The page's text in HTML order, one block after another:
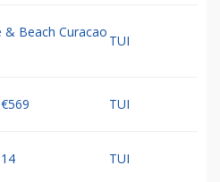
& Beach Curacao
TUI
TUI
TUI